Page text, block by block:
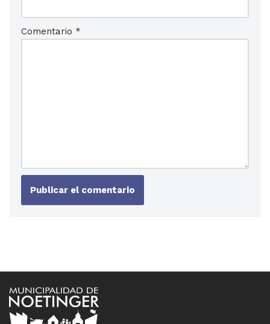
Comentario *